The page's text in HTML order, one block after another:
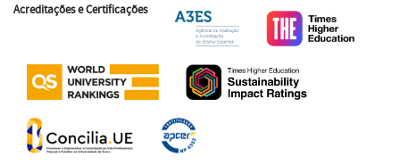
Acreditações e Certificações